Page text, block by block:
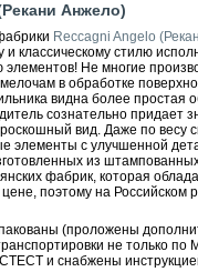
Анжело)
Reccagni Angelo
и классическому стилю
Не многие
в обработке
видна более простая
сознательно придает
вид. Даже по весу
элементы с улучшенной
из
фабрик, которая
поэтому на Российском
(проложены
не только по
и снабжены